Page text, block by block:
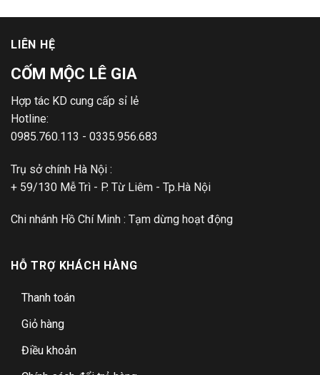
LIÊN HỆ
CỐM MỘC LÊ GIA
Hợp tác KD cung cấp sỉ lẻ
Hotline:
0985.760.113 - 0335.956.683
Trụ sở chính Hà Nội :
+ 59/130 Mễ Trì - P. Từ Liêm - Tp.Hà Nội
Chi nhánh Hồ Chí Minh : Tạm dừng hoạt động
HỖ TRỢ KHÁCH HÀNG
Thanh toán
Giỏ hàng
Điều khoản